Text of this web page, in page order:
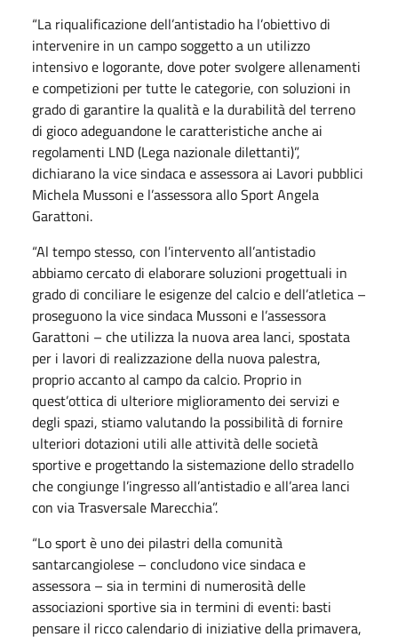
“La riqualificazione dell’antistadio ha l’obiettivo di
intervenire in un campo soggetto a un utilizzo
intensivo e logorante, dove poter svolgere allenamenti
e competizioni per tutte le categorie, con soluzioni in
grado di garantire la qualità e la durabilità del terreno
di gioco adeguandone le caratteristiche anche ai
regolamenti LND (Lega nazionale dilettanti)”,
dichiarano la vice sindaca e assessora ai Lavori pubblici
Michela Mussoni e l’assessora allo Sport Angela
Garattoni.
“Al tempo stesso, con l’intervento all’antistadio
abbiamo cercato di elaborare soluzioni progettuali in
grado di conciliare le esigenze del calcio e dell’atletica –
proseguono la vice sindaca Mussoni e l’assessora
Garattoni – che utilizza la nuova area lanci, spostata
per i lavori di realizzazione della nuova palestra,
proprio accanto al campo da calcio. Proprio in
quest’ottica di ulteriore miglioramento dei servizi e
degli spazi, stiamo valutando la possibilità di fornire
ulteriori dotazioni utili alle attività delle società
sportive e progettando la sistemazione dello stradello
che congiunge l’ingresso all’antistadio e all’area lanci
con via Trasversale Marecchia”.
“Lo sport è uno dei pilastri della comunità
santarcangiolese – concludono vice sindaca e
assessora – sia in termini di numerosità delle
associazioni sportive sia in termini di eventi: basti
pensare il ricco calendario di iniziative della primavera,